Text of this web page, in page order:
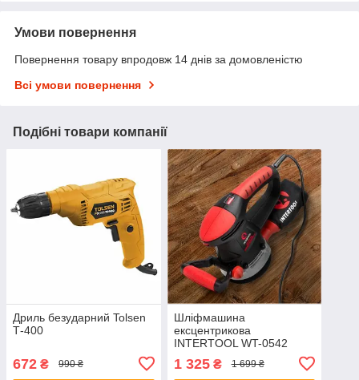
Умови повернення
Повернення товару впродовж 14 днів за домовленістю
Всі умови повернення
Подібні товари компанії
Дриль безударний Tolsen
Т-400
672 ₴ 990 ₴
Шліфмашина
ексцентрикова
INTERTOOL WT-0542
1 325₴ 1 699 ₴